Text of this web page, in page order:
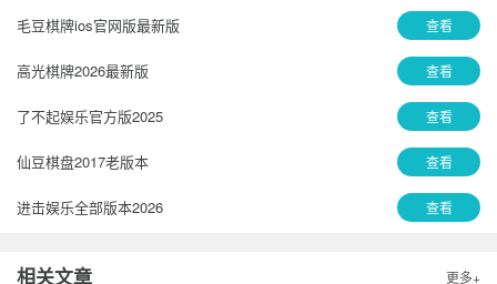
毛豆棋牌ios官网版最新版 查看
高光棋牌2026最新版 查看
了不起娱乐官方版2025 查看
仙豆棋盘2017老版本 查看
进击娱乐全部版本2026 查看
相关文章 更多+